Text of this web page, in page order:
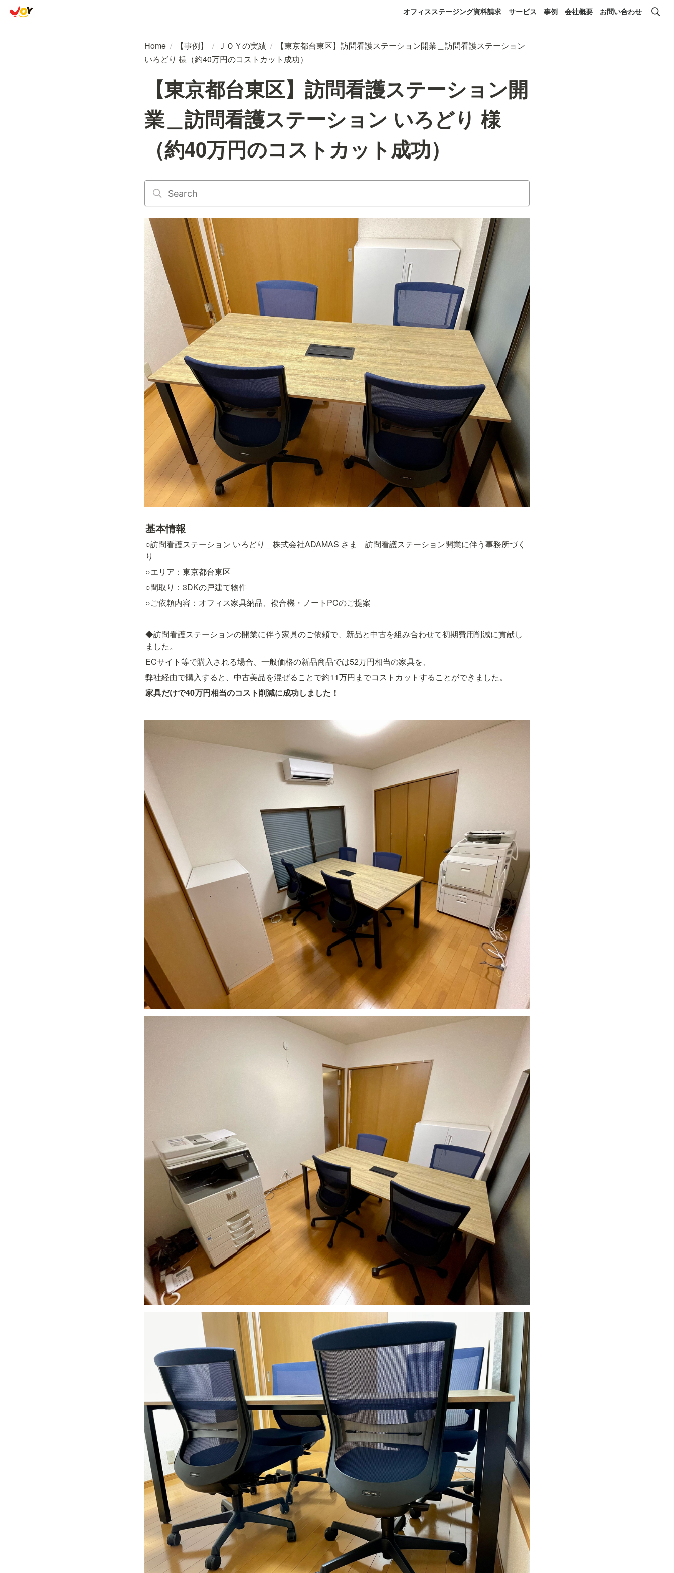
オフィスステージング資料請求 サービス 事例 会社概要 お問い合わせ
Home / 【事例】 / ＪＯＹの実績 /
【東京都台東区】訪問看護ステーション開業＿訪問看護ステーション
いろどり 様（約40万円のコストカット成功）
【東京都台東区】訪問看護ステーション開
業＿訪問看護ステーション いろどり 様
（約40万円のコストカット成功）
基本情報
○訪問看護ステーション いろどり＿株式会社ADAMAS さま　訪問看護ステーション開業に伴う事務所づく
り
○エリア：東京都台東区
○間取り：3DKの戸建て物件
○ご依頼内容：オフィス家具納品、複合機・ノートPCのご提案
◆訪問看護ステーションの開業に伴う家具のご依頼で、新品と中古を組み合わせて初期費用削減に貢献し
ました。
ECサイト等で購入される場合、一般価格の新品商品では52万円相当の家具を、
弊社経由で購入すると、中古美品を混ぜることで約11万円までコストカットすることができました。
家具だけで40万円相当のコスト削減に成功しました！